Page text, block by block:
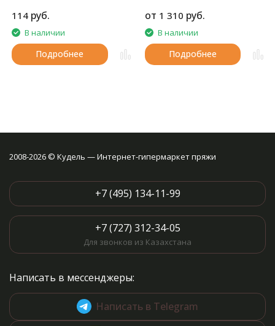
114 руб.
В наличии
Подробнее
от 1 310 руб.
В наличии
Подробнее
2008-2026 © Кудель — Интернет-гипермаркет пряжи
+7 (495) 134-11-99
+7 (727) 312-34-05
Для звонков из Казахстана
Написать в мессенджеры:
Написать в Telegram